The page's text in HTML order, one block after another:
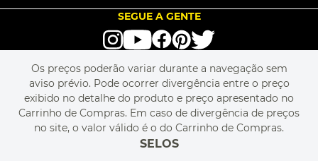
TERMOS DE USO
POLÍTICA DE PRIVACIDADE
PERGUNTAS FREQUENTES
MEU CADASTRO
MEU PEDIDO
CUPONS DE DESCONTO
BLOG
RASTREIE O SEU PEDIDO
MAPA DO SITE
LOVE BRANDS
SEJA REVENDEDOR
LIVELO
alô alô IMG
SEGUE A GENTE
Os preços poderão variar durante a navegação sem
aviso prévio. Pode ocorrer divergência entre o preço
exibido no detalhe do produto e preço apresentado no
Carrinho de Compras. Em caso de divergência de preços
no site, o valor válido é o do Carrinho de Compras.
SELOS